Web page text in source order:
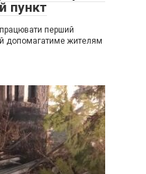
пункт
перший
допомагатиме жителям